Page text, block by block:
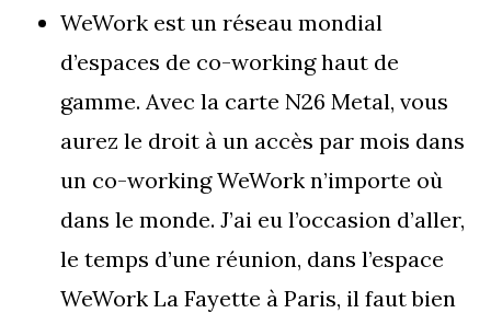
WeWork est un réseau mondial
d’espaces de co-working haut de
gamme. Avec la carte N26 Metal, vous
aurez le droit à un accès par mois dans
un co-working WeWork n’importe où
dans le monde. J’ai eu l’occasion d’aller,
le temps d’une réunion, dans l’espace
WeWork La Fayette à Paris, il faut bien